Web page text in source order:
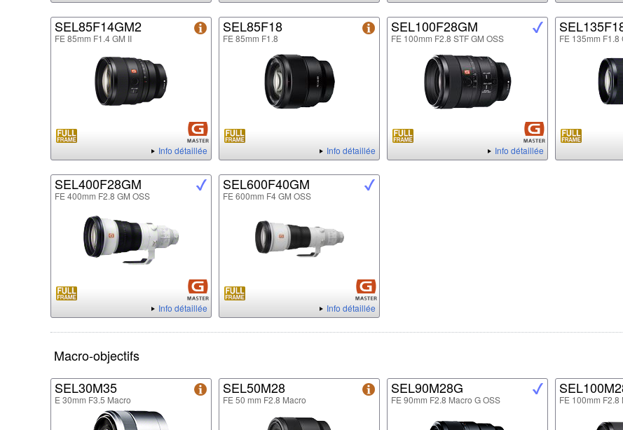
SEL85F14GM2
FE 85mm F1.4 GM II
Info détaillée
SEL85F18
FE 85mm F1.8
Info détaillée
SEL100F28GM
FE 100mm F2.8 STF GM OSS
Info détaillée
FE 135mm F1.8
SEL400F28GM
FE 400mm F2.8 GM OSS
Info détaillée
SEL600F40GM
FE 600mm F4 GM OSS
Info détaillée
Macro-objectifs
SEL30M35
E 30mm F3.5 Macro
SEL50M28
FE 50 mm F2.8 Macro
SEL90M28G
FE 90mm F2.8 Macro G OSS FE 100mm F2.8